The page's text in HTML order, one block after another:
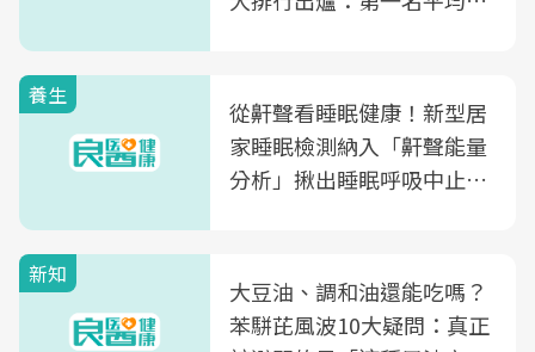
養生
從鼾聲看睡眠健康！新型居
家睡眠檢測納入「鼾聲能量
分析」揪出睡眠呼吸中止症
新知
大豆油、調和油還能吃嗎？
苯駢芘風波10大疑問：真正